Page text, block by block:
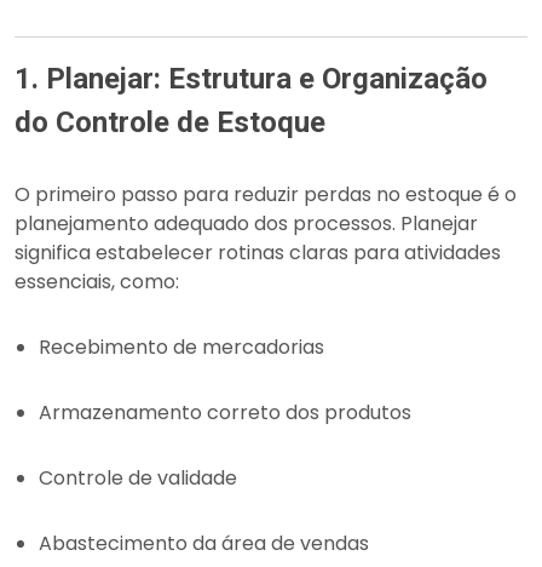
1. Planejar: Estrutura e Organização
do Controle de Estoque
O primeiro passo para reduzir perdas no estoque é o
planejamento adequado dos processos. Planejar
significa estabelecer rotinas claras para atividades
essenciais, como:
Recebimento de mercadorias
Armazenamento correto dos produtos
Controle de validade
Abastecimento da área de vendas